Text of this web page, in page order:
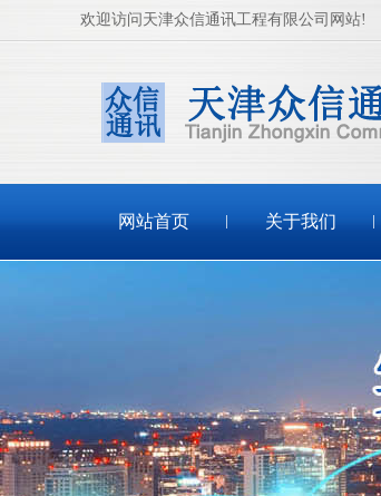
欢迎访问天津众信通讯工程有限公司网站!
网站首页 关于我们